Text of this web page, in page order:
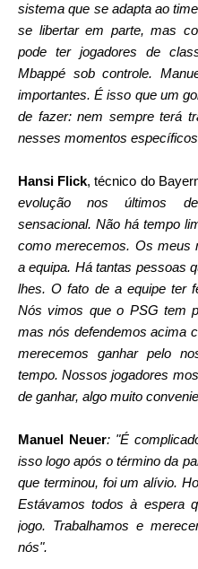
sistema que se adapta ao
se libertar em parte, mas
pode ter jogadores de
Mbappé sob controle.
importantes. É isso que um
de fazer: nem sempre terá
nesses momentos
Hansi Flick, técnico do
evolução nos últimos
sensacional. Não há tempo
como merecemos. Os meus
a equipa. Há tantas pessoas
lhes. O fato de a equipe ter
Nós vimos que o PSG tem
mas nós defendemos acima
merecemos ganhar pelo
tempo. Nossos jogadores
de ganhar, algo muito
Manuel Neuer: "É
isso logo após o término da
que terminou, foi um alívio.
Estávamos todos à espera
jogo. Trabalhamos e
nós".